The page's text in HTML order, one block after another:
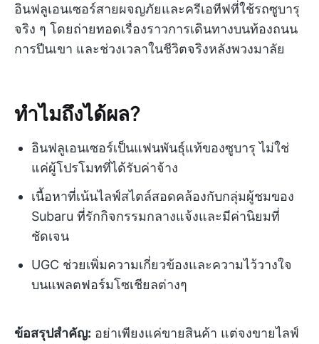
อินฟลูเอนเซอร์สายผจญภัยและครีเอทีฟที่ใช้รถซูบารุ
จริง ๆ โดยถ่ายทอดเรื่องราวการเดินทางบนท้องถนน
การปีนเขา และช่วงเวลาในชีวิตจริงหลังพวงมาลัย
ทำไมถึงได้ผล?
อินฟลูเอนเซอร์เป็นแฟนพันธุ์แท้ของซูบารุ ไม่ใช่
แค่ผู้โปรโมทที่ได้รับค่าจ้าง
เนื้อหาที่เน้นไลฟ์สไตล์สอดคล้องกับกลุ่มผู้ชมของ
Subaru ที่รักกิจกรรมกลางแจ้งและมีค่านิยมที่
ชัดเจน
UGC ช่วยเพิ่มความเกี่ยวข้องและความไว้วางใจ
บนแพลตฟอร์มโซเชียลต่างๆ
ข้อสรุปสำคัญ: อย่าเพียงแค่ขายสินค้า แต่จงขายไลฟ์